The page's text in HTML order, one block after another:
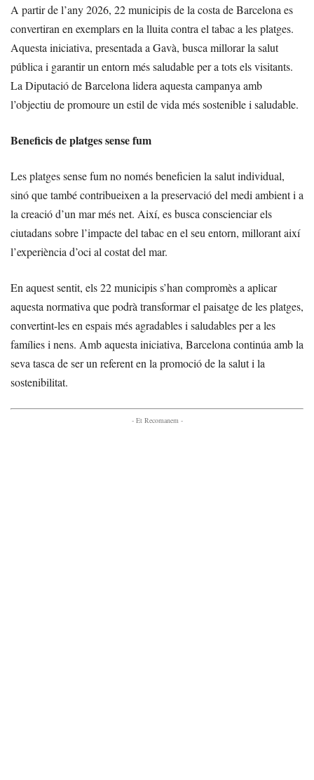
A partir de l’any 2026, 22 municipis de la costa de Barcelona es
convertiran en exemplars en la lluita contra el tabac a les platges.
Aquesta iniciativa, presentada a Gavà, busca millorar la salut
pública i garantir un entorn més saludable per a tots els visitants.
La Diputació de Barcelona lidera aquesta campanya amb
l’objectiu de promoure un estil de vida més sostenible i saludable.
Beneficis de platges sense fum
Les platges sense fum no només beneficien la salut individual,
sinó que també contribueixen a la preservació del medi ambient i a
la creació d’un mar més net. Així, es busca conscienciar els
ciutadans sobre l’impacte del tabac en el seu entorn, millorant així
l’experiència d’oci al costat del mar.
En aquest sentit, els 22 municipis s’han compromès a aplicar
aquesta normativa que podrà transformar el paisatge de les platges,
convertint-les en espais més agradables i saludables per a les
famílies i nens. Amb aquesta iniciativa, Barcelona continúa amb la
seva tasca de ser un referent en la promoció de la salut i la
sostenibilitat.
- Et Recomanem -